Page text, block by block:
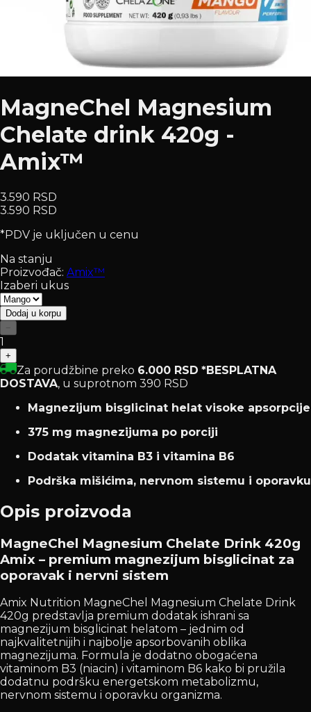
MagneChel Magnesium
Chelate drink 420g -
Amix™
3.590 RSD
3.590 RSD
*PDV je uključen u cenu
Na stanju
Proizvođač: Amix™
Izaberi ukus
Dodaj u korpu
−
1
+
Za porudžbine preko 6.000 RSD *BESPLATNA
DOSTAVA, u suprotnom 390 RSD
Magnezijum bisglicinat helat visoke apsorpcije
375 mg magnezijuma po porciji
Dodatak vitamina B3 i vitamina B6
Podrška mišićima, nervnom sistemu i oporavku
Opis proizvoda
MagneChel Magnesium Chelate Drink 420g
Amix – premium magnezijum bisglicinat za
oporavak i nervni sistem
Amix Nutrition MagneChel Magnesium Chelate Drink
420g predstavlja premium dodatak ishrani sa
magnezijum bisglicinat helatom – jednim od
najkvalitetnijih i najbolje apsorbovanih oblika
magnezijuma. Formula je dodatno obogaćena
vitaminom B3 (niacin) i vitaminom B6 kako bi pružila
dodatnu podršku energetskom metabolizmu,
nervnom sistemu i oporavku organizma.